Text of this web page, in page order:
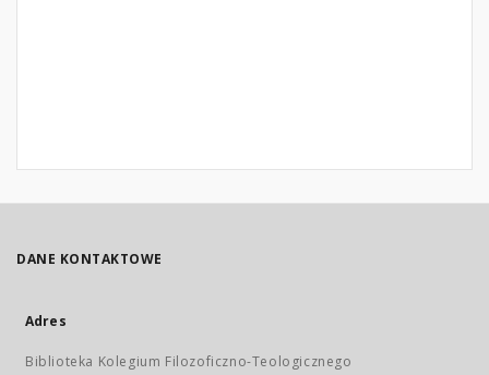
DANE KONTAKTOWE
Adres
Biblioteka Kolegium Filozoficzno-Teologicznego